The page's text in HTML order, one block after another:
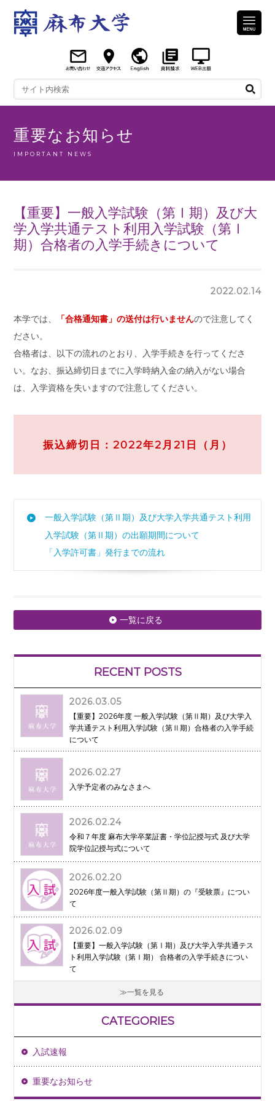
重要なお知らせ
IMPORTANT NEWS
【重要】一般入学試験（第Ⅰ期）及び大
学入学共通テスト利用入学試験（第Ⅰ
期）合格者の入学手続きについて
2022.02.14
本学では、 「合格通知書」の送付は行いませんので注意してく
ださい。
合格者は、以下の流れのとおり、入学手続きを行ってくださ
い。なお、振込締切日までに入学時納入金の納入がない場合
は、入学資格を失いますので注意してください。
振込締切日：2022年2月21日（月）
一般入学試験（第Ⅱ期）及び大学入学共通テスト利用
入学試験（第Ⅱ期）の出願期間について
「入学許可書」発行までの流れ
一覧に戻る
RECENT POSTS
2026.03.05
【重要】2026年度 一般入学試験（第Ⅱ期）及び大学入
学共通テスト利用入学試験（第Ⅱ期）合格者の入学手続
について
2026.02.27
入学予定者のみなさまへ
2026.02.24
令和７年度 麻布大学卒業証書・学位記授与式 及び大学
院学位記授与式について
2026.02.20
2026年度一般入学試験（第Ⅱ期）の『受験票』につい
て
2026.02.09
【重要】一般入学試験（第Ⅰ期）及び大学入学共通テス
ト利用入学試験（第Ⅰ期） 合格者の入学手続きについ
て
一覧を見る
CATEGORIES
入試速報
重要なお知らせ